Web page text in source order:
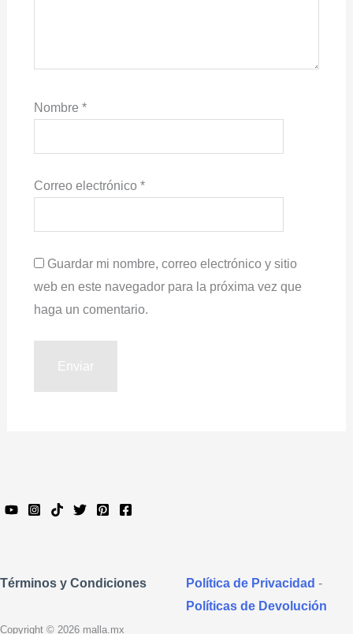
Nombre *
Correo electrónico *
Guardar mi nombre, correo electrónico y sitio
web en este navegador para la próxima vez que
haga un comentario.
Términos y Condiciones Política de Privacidad -
Políticas de Devolución
Copyright © 2026 malla.mx